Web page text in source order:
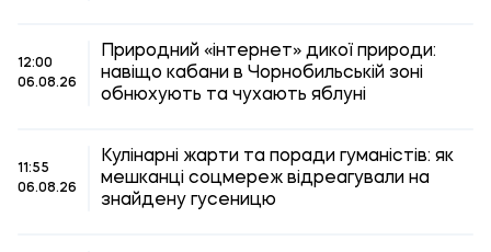
12:00
06.08.26
Природний «інтернет» дикої природи:
навіщо кабани в Чорнобильській зоні
обнюхують та чухають яблуні
11:55
06.08.26
Кулінарні жарти та поради гуманістів: як
мешканці соцмереж відреагували на
знайдену гусеницю